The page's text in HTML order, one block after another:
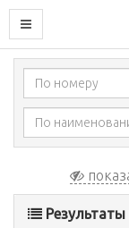
Результаты